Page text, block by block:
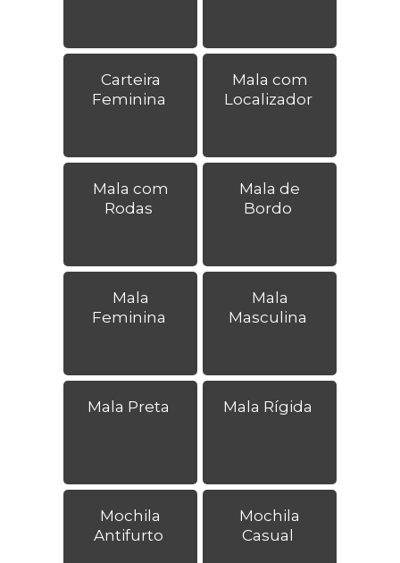
Carteira
Feminina
Mala com
Localizador
Mala com
Rodas
Mala de
Bordo
Mala
Feminina
Mala
Masculina
Mala Preta Mala Rígida
Mochila
Antifurto
Mochila
Casual